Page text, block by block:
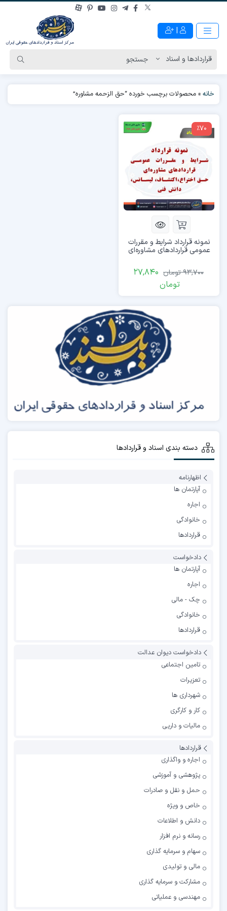
|
خانه » محصولات برچسب خورده “حق الزحمه مشاوره”
٪70
نمونه قرارداد شرایط و مقررات
عمومی قراردادهای مشاوره‌ای
93,700تومان 27,840
تومان
دسته بندی اسناد و قراردادها
اظهارنامه
آپارتمان ها
اجاره
خانوادگی
قراردادها
دادخواست
آپارتمان ها
اجاره
چک - مالی
خانوادگی
قراردادها
دادخواست دیوان عدالت
تامین اجتماعی
تعزیرات
شهرداری ها
کار و کارگری
مالیات و داریی
قراردادها
اجاره و واگذاری
پژوهشی و آموزشی
حمل و نقل و صادرات
خاص و ویژه
دانش و اطلاعات
رسانه و نرم افزار
سهام و سرمایه گذاری
مالی و تولیدی
مشارکت و سرمایه گذاری
مهندسی و عملیاتی